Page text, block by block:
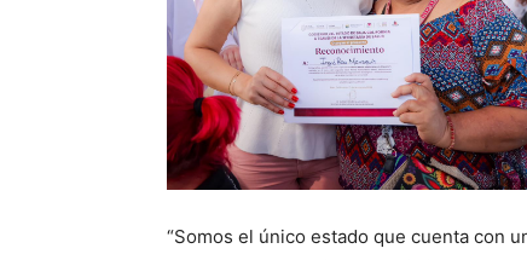
“Somos el único estado que cuenta con